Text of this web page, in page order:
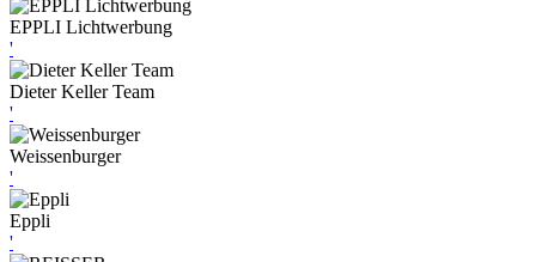
EPPLI Lichtwerbung
'
Dieter Keller Team
'
Weissenburger
'
Eppli
'